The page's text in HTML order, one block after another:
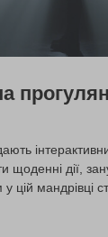
щоденні дії,
цій мандрівці